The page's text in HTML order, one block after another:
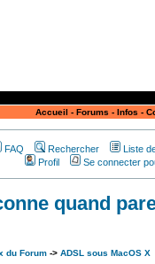
Accueil - Forums - Infos -
FAQ Rechercher
Liste
Profil
Se connecter
quand
du Forum -> ADSL sous MacOS X